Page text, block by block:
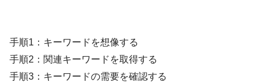
手順1：キーワードを想像する
手順2：関連キーワードを取得する
手順3：キーワードの需要を確認する